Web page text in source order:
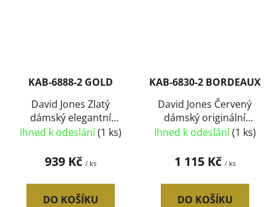
KAB-6888-2 GOLD
David Jones Zlatý
dámský elegantní
batůžek
Ihned k odeslání(1 ks)
939 Kč / ks
DO KOŠÍKU
KAB-6830-2 BORDEAUX
David Jones Červený
dámský originální
batůžek
Ihned k odeslání(1 ks)
1 115 Kč / ks
DO KOŠÍKU